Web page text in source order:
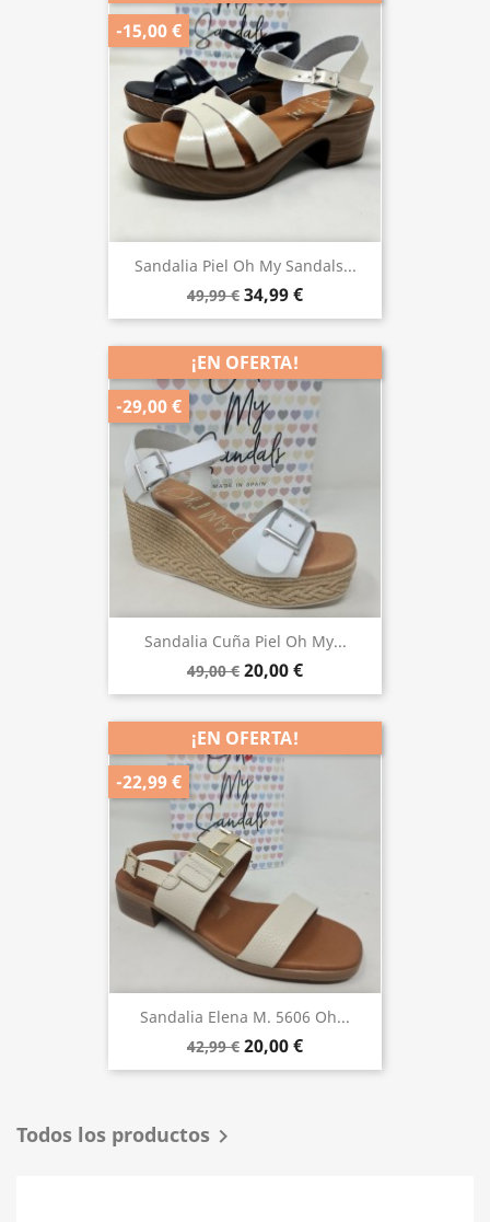
Sandalia Piel Oh My Sandals...
49,99 € 34,99 €
-15,00 €
Sandalia Cuña Piel Oh My...
49,00 € 20,00 €
¡EN OFERTA!
-29,00 €
Sandalia Elena M. 5606 Oh...
42,99 € 20,00 €
¡EN OFERTA!
-22,99 €
Todos los productos 